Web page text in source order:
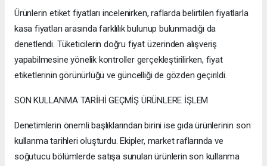
Ürünlerin etiket fiyatları incelenirken, raflarda belirtilen fiyatlarla
kasa fiyatları arasında farklılık bulunup bulunmadığı da
denetlendi. Tüketicilerin doğru fiyat üzerinden alışveriş
yapabilmesine yönelik kontroller gerçekleştirilirken, fiyat
etiketlerinin görünürlüğü ve güncelliği de gözden geçirildi.
SON KULLANMA TARİHİ GEÇMİŞ ÜRÜNLERE İŞLEM
Denetimlerin önemli başlıklarından birini ise gıda ürünlerinin son
kullanma tarihleri oluşturdu. Ekipler, market raflarında ve
soğutucu bölümlerde satışa sunulan ürünlerin son kullanma